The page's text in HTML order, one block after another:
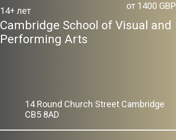
14+ лет
Cambridge School of Visual and
Performing Arts
от 1400 GBP
14 Round Church Street Cambridge
CB5 8AD